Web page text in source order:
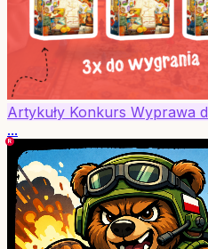
Artykuły Konkurs Wyprawa
...